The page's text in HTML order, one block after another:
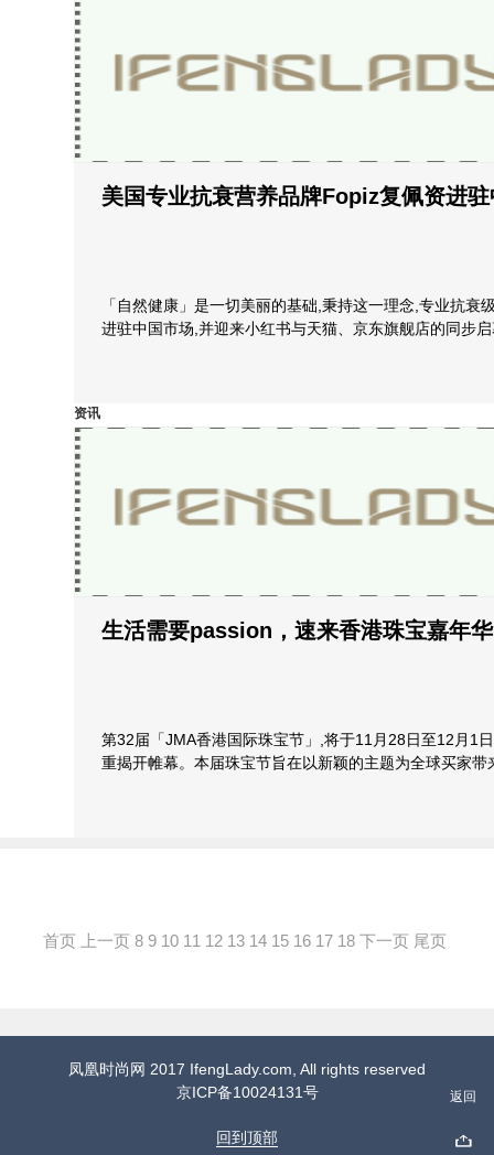
美国专业抗衰营养品牌Fopiz复佩资进
「自然健康」是一切美丽的基础,秉持这一理念,专业抗衰
进驻中国市场,并迎来小红书与天猫、京东旗舰店的同步
资讯
生活需要passion，速来香港珠宝嘉年
第32届「JMA香港国际珠宝节」,将于11月28日至12月1
重揭开帷幕。本届珠宝节旨在以新颖的主题为全球买家带
首页 上一页 8 9 10 11 12 13 14 15 16 17 18 下一页 尾页
凤凰时尚网 2017 IfengLady.com, All rights reserved
京ICP备10024131号
回到顶部
返回